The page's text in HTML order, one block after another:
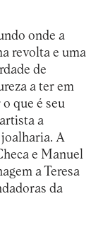
onde a
revolta e uma
de
a ter em
que é seu
a
A
e Manuel
a Teresa
da